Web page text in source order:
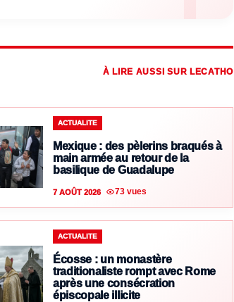
À LIRE AUSSI SUR LECATHO
ACTUALITE
Mexique : des pèlerins braqués à
main armée au retour de la
basilique de Guadalupe
7 AOÛT 2026 73 vues
ACTUALITE
Écosse : un monastère
traditionaliste rompt avec Rome
après une consécration
épiscopale illicite